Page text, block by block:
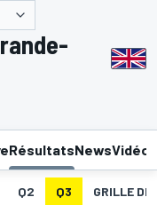
RésultatsNewsVidéos
Q2 Q3 GRILLE DE